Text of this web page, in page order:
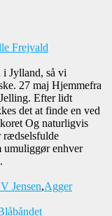
Frejvald
Jylland, så vi
27 maj Hjemmefra
Efter lidt
det at finde en ved
Og naturligvis
rædselsfulde
umuliggør enhver
Jensen,Agger